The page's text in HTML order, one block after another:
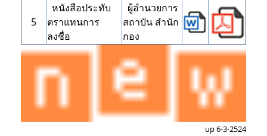
5
หนังสือประทับ
ตราแทนการ
ลงชื่อ
ผู้อำนวยการ
สถาบัน สำนัก
กอง
up 6-3-2524